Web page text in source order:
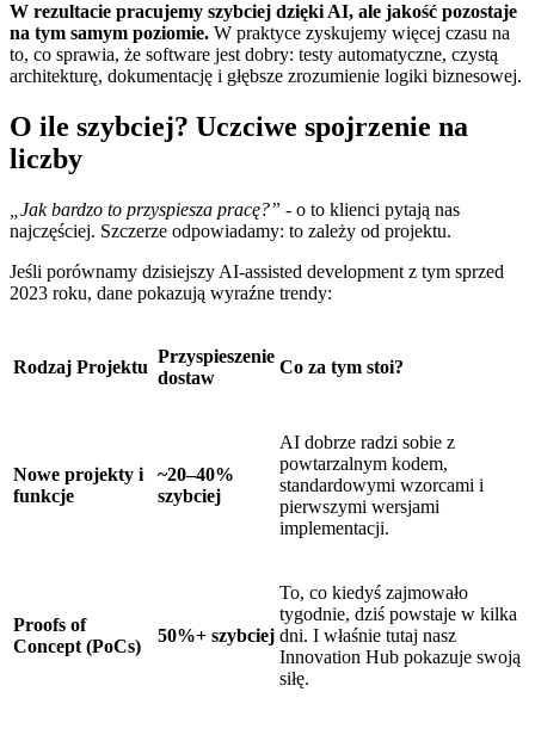
W rezultacie pracujemy szybciej dzięki AI, ale jakość pozostaje
na tym samym poziomie. W praktyce zyskujemy więcej czasu na
to, co sprawia, że software jest dobry: testy automatyczne, czystą
architekturę, dokumentację i głębsze zrozumienie logiki biznesowej.
O ile szybciej? Uczciwe spojrzenie na
liczby
„Jak bardzo to przyspiesza pracę?” - o to klienci pytają nas
najczęściej. Szczerze odpowiadamy: to zależy od projektu.
Jeśli porównamy dzisiejszy AI-assisted development z tym sprzed
2023 roku, dane pokazują wyraźne trendy:
Rodzaj Projektu
Przyspieszenie
dostaw
Co za tym stoi?
Nowe projekty i
funkcje
~20–40%
szybciej
AI dobrze radzi sobie z
powtarzalnym kodem,
standardowymi wzorcami i
pierwszymi wersjami
implementacji.
Proofs of
Concept (PoCs)
50%+ szybciej
To, co kiedyś zajmowało
tygodnie, dziś powstaje w kilka
dni. I właśnie tutaj nasz
Innovation Hub pokazuje swoją
siłę.